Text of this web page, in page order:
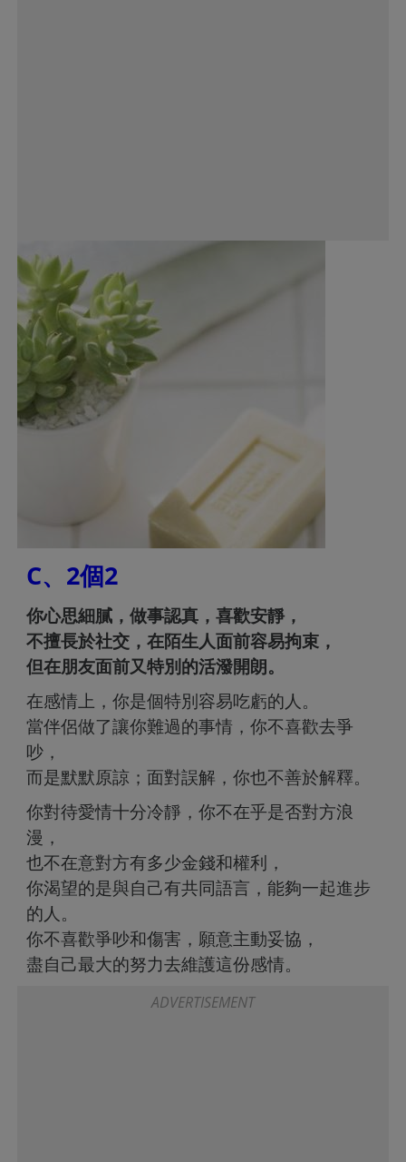
C、2個2
你心思細膩，做事認真，喜歡安靜，
不擅長於社交，在陌生人面前容易拘束，
但在朋友面前又特別的活潑開朗。
在感情上，你是個特別容易吃虧的人。
當伴侶做了讓你難過的事情，你不喜歡去爭
吵，
而是默默原諒；面對誤解，你也不善於解釋。
你對待愛情十分冷靜，你不在乎是否對方浪
漫，
也不在意對方有多少金錢和權利，
你渴望的是與自己有共同語言，能夠一起進步
的人。
你不喜歡爭吵和傷害，願意主動妥協，
盡自己最大的努力去維護這份感情。